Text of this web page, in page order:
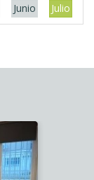
Junio Julio